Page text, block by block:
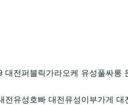
전퍼블릭가라오케 유성풀싸롱
유성호빠 대전유성이부가게 대